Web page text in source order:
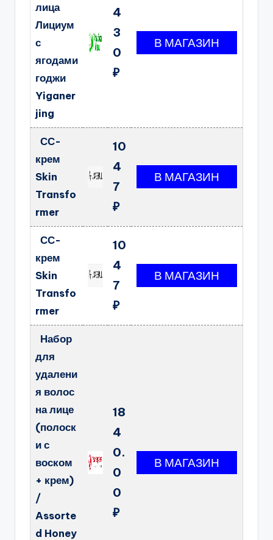
лица
Лициум
с
ягодами
годжи
Yiganer
jing
4
3
0
₽
СС-
крем
Skin
Transfo
rmer
10
4
7
₽
СС-
крем
Skin
Transfo
rmer
10
4
7
₽
Набор
для
удалени
я волос
на лице
(полоск
и с
воском
+ крем)
/
Assorte
d Honey
18
4
0.
0
0
₽